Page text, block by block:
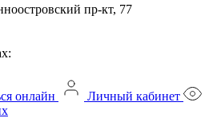
пр-кт, 77
онлайн
Личный кабинет